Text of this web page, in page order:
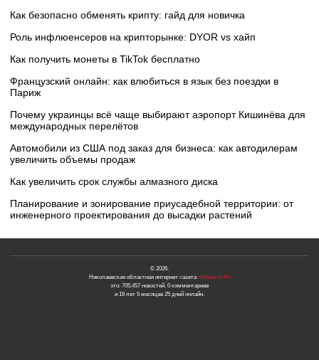
Как безопасно обменять крипту: гайд для новичка
Роль инфлюенсеров на крипторынке: DYOR vs хайп
Как получить монеты в TikTok бесплатно
Французский онлайн: как влюбиться в язык без поездки в
Париж
Почему украинцы всё чаще выбирают аэропорт Кишинёва для
международных перелётов
Автомобили из США под заказ для бизнеса: как автодилерам
увеличить объемы продаж
Как увеличить срок службы алмазного диска
Планирование и зонирование приусадебной территории: от
инженерного проектирования до высадки растений
© 2026.
Николаевская областная интернет-газета«Новости N»
это: 705,457 новостей, 0 комментариев
и 19 лет 5 месяцев 25 дней онлайн.